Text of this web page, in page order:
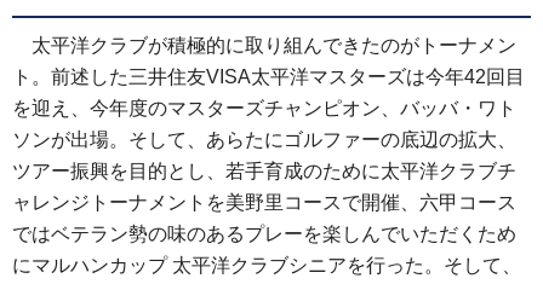
太平洋クラブが積極的に取り組んできたのがトーナメン
ト。前述した三井住友VISA太平洋マスターズは今年42回目
を迎え、今年度のマスターズチャンピオン、バッバ・ワト
ソンが出場。そして、あらたにゴルファーの底辺の拡大、
ツアー振興を目的とし、若手育成のために太平洋クラブチ
ャレンジトーナメントを美野里コースで開催、六甲コース
ではベテラン勢の味のあるプレーを楽しんでいただくため
にマルハンカップ 太平洋クラブシニアを行った。そして、